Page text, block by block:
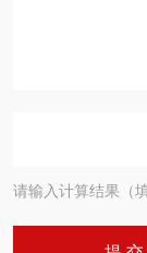
请输入计算结果（